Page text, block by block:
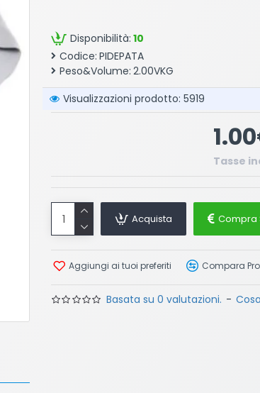
Disponibilità: 10
Codice: PIDEPATA
Peso&Volume: 2.00VKG
Visualizzazioni prodotto: 5919
Basata su 0 valutazioni. -
Tasse
Acquista Compra
Aggiungi ai tuoi preferiti Compara